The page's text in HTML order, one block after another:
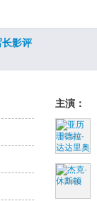
长影评
主演：